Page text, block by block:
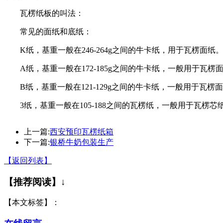
瓦楞纸板的叫法：
常见的面纸和底纸：
K纸，基重一般在246-264g之间的牛卡纸，用于瓦楞面纸。
A纸，基重一般在172-185g之间的牛卡纸，一般用于瓦楞面
B纸，基重一般在121-129g之间的牛卡纸，一般用于瓦楞面
3纸，基重一般在105-188之间的瓦楞纸，一般用于瓦楞芯纸
上一篇:西安预印瓦楞纸箱
下一篇:银桥牛奶包装生产
【返回列表】
【推荐阅读】↓
【本文标签】：